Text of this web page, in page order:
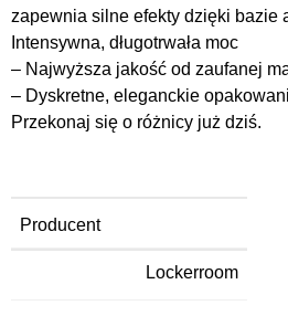
zapewnia silne efekty dzięki bazie
Intensywna, długotrwała moc
– Najwyższa jakość od zaufanej
– Dyskretne, eleganckie
Przekonaj się o różnicy już dziś.
Producent
Lockerroom